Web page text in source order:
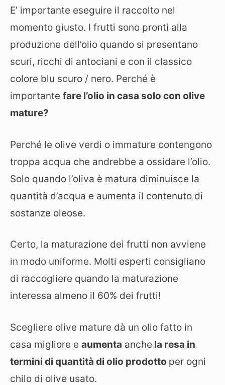
E’ importante eseguire il raccolto nel
momento giusto. I frutti sono pronti alla
produzione dell’olio quando si presentano
scuri, ricchi di antociani e con il classico
colore blu scuro / nero. Perché è
importante fare l’olio in casa solo con olive
mature?
Perché le olive verdi o immature contengono
troppa acqua che andrebbe a ossidare l’olio.
Solo quando l’oliva è matura diminuisce la
quantità d’acqua e aumenta il contenuto di
sostanze oleose.
Certo, la maturazione dei frutti non avviene
in modo uniforme. Molti esperti consigliano
di raccogliere quando la maturazione
interessa almeno il 60% dei frutti!
Scegliere olive mature dà un olio fatto in
casa migliore e aumenta anche la resa in
termini di quantità di olio prodotto per ogni
chilo di olive usato.